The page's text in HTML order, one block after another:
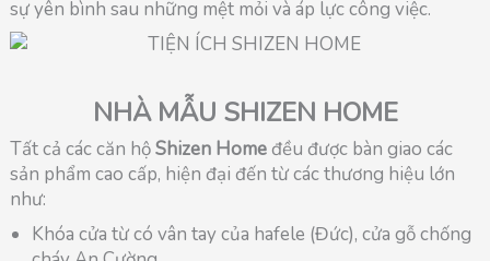
sự yên bình sau những mệt mỏi và áp lực công việc.
NHÀ MẪU SHIZEN HOME
Tất cả các căn hộShizen Home đều được bàn giao các
sản phẩm cao cấp, hiện đại đến từ các thương hiệu lớn
như:
Khóa cửa từ có vân tay của hafele (Đức), cửa gỗ chống